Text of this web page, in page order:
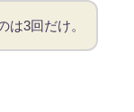
は3回だけ。